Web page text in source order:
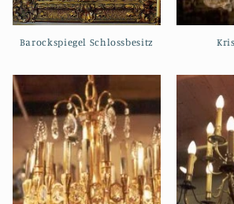
Barockspiegel Schlossbesitz